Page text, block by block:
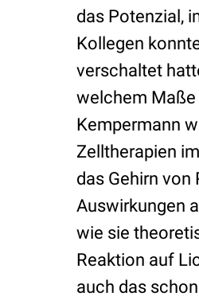
das Potenzial,
Kollegen
verschaltet
welchem Maße
Kempermann
Zelltherapien
das Gehirn
Auswirkungen
wie sie
Reaktion auf
auch das